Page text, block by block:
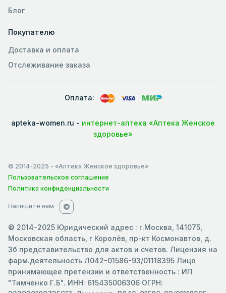
Блог
Покупателю
Доставка и оплата
Отслеживание заказа
Оплата:
apteka-women.ru - интернет-аптека «Аптека Женское
здоровье»
© 2014-2025 - «Аптека Женское здоровье»
Пользовательское соглашение
Политика конфиденциальности
Напишите нам
© 2014-2025 Юридический адрес : г.Москва, 141075,
Московская область, г Королёв, пр-кт Космонавтов, д.
3б представительство для актов и счетов. Лицензия на
фарм.деятельность Л042-01586-93/01118395 Лицо
принимающее претензии и ответственность : ИП
"Тимченко Г.Б". ИНН: 615435006306 ОГРН: